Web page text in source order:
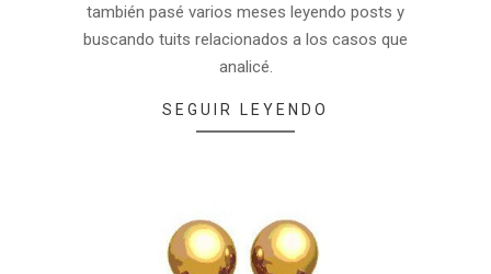
también pasé varios meses leyendo posts y
buscando tuits relacionados a los casos que
analicé.
SEGUIR LEYENDO